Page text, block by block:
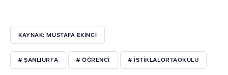
KAYNAK: MUSTAFA EKİNCİ
# ŞANLIURFA # ÖĞRENCI # ISTIKLALORTAOKULU